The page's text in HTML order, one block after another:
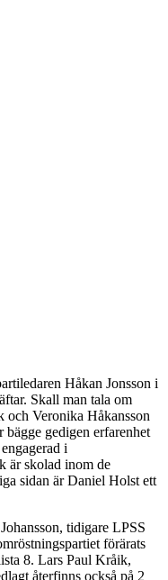
Håkan Jonsson i
Skall man tala om
och Veronika Håkansson
bägge gedigen erfarenhet
i
är skolad inom de
sidan är Daniel Holst ett
tidigare LPSS
förärats
8. Lars Paul Kråik,
återfinns också på 2